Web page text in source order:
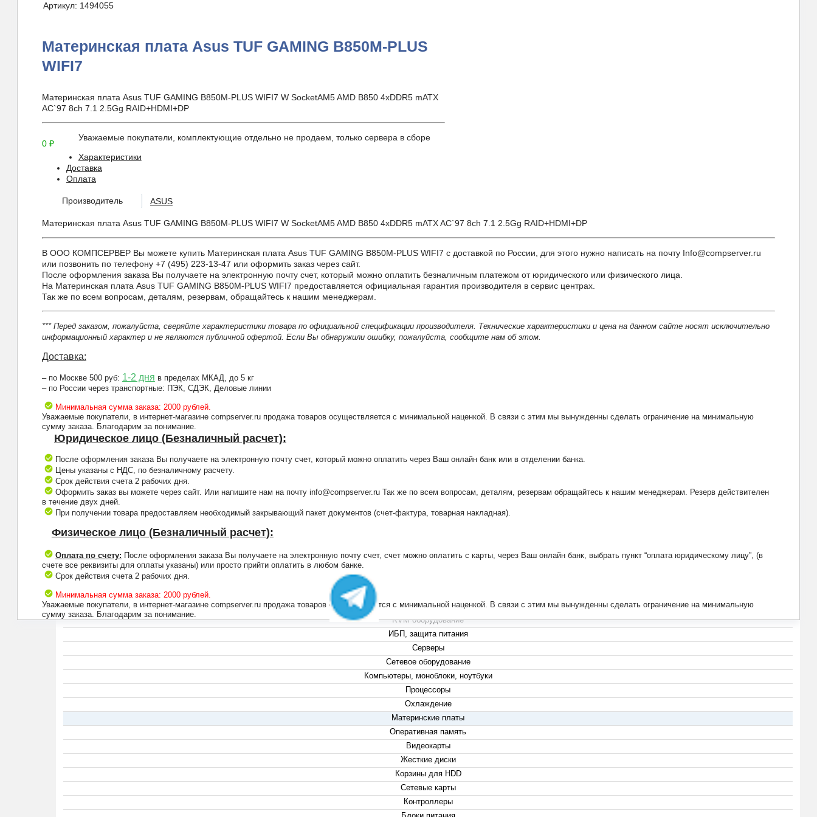
Артикул: 1494055
Материнская плата Asus TUF GAMING B850M-PLUS
WIFI7
Материнская плата Asus TUF GAMING B850M-PLUS WIFI7 W SocketAM5 AMD B850 4xDDR5 mATX
AC`97 8ch 7.1 2.5Gg RAID+HDMI+DP
0 ₽
Уважаемые покупатели, комплектующие отдельно не продаем, только сервера в сборе
Характеристики
Доставка
Оплата
Производитель ASUS
Материнская плата Asus TUF GAMING B850M-PLUS WIFI7 W SocketAM5 AMD B850 4xDDR5 mATX AC`97 8ch 7.1 2.5Gg RAID+HDMI+DP
В ООО КОМПСЕРВЕР Вы можете купить Материнская плата Asus TUF GAMING B850M-PLUS WIFI7 с доставкой по России, для этого нужно написать на почту Info@compserver.ru
или позвонить по телефону +7 (495) 223-13-47 или оформить заказ через сайт.
После оформления заказа Вы получаете на электронную почту счет, который можно оплатить безналичным платежом от юридического или физического лица.
На Материнская плата Asus TUF GAMING B850M-PLUS WIFI7 предоставляется официальная гарантия производителя в сервис центрах.
Так же по всем вопросам, деталям, резервам, обращайтесь к нашим менеджерам.
*** Перед заказом, пожалуйста, сверяйте характеристики товара по официальной спецификации производителя. Технические характеристики и цена на данном сайте носят исключительно
информационный характер и не являются публичной офертой. Если Вы обнаружили ошибку, пожалуйста, сообщите нам об этом.
Доставка:
– по Москве 500 руб: 1-2 дня в пределах МКАД, до 5 кг
– по России через транспортные: ПЭК, СДЭК, Деловые линии
Минимальная сумма заказа: 2000 рублей.
Уважаемые покупатели, в интернет-магазине compserver.ru продажа товаров осуществляется с минимальной наценкой. В связи с этим мы вынужденны сделать ограничение на минимальную
сумму заказа. Благодарим за понимание.
Юридическое лицо (Безналичный расчет):
После оформления заказа Вы получаете на электронную почту счет, который можно оплатить через Ваш онлайн банк или в отделении банка.
Цены указаны с НДС, по безналичному расчету.
Срок действия счета 2 рабочих дня.
Оформить заказ вы можете через сайт. Или напишите нам на почту info@compserver.ru Так же по всем вопросам, деталям, резервам обращайтесь к нашим менеджерам. Резерв действителен
в течение двух дней.
При получении товара предоставляем необходимый закрывающий пакет документов (счет-фактура, товарная накладная).
Физическое лицо (Безналичный расчет):
Оплата по счету: После оформления заказа Вы получаете на электронную почту счет, счет можно оплатить с карты, через Ваш онлайн банк, выбрать пункт “оплата юридическому лицу”, (в
счете все реквизиты для оплаты указаны) или просто прийти оплатить в любом банке.
Срок действия счета 2 рабочих дня.
Минимальная сумма заказа: 2000 рублей.
Уважаемые покупатели, в интернет-магазине compserver.ru продажа товаров осуществляется с минимальной наценкой. В связи с этим мы вынужденны сделать ограничение на минимальную
сумму заказа. Благодарим за понимание.
+7 (495) 223-13-47
KVM оборудование
ИБП, защита питания
Серверы
Сетевое оборудование
Компьютеры, моноблоки, ноутбуки
Процессоры
Охлаждение
Материнские платы
Оперативная память
Видеокарты
Жесткие диски
Корзины для HDD
Сетевые карты
Контроллеры